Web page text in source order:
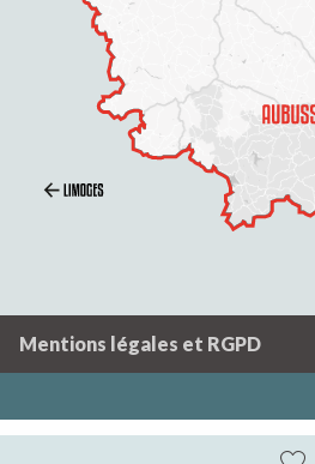
Mentions légales et RGPD